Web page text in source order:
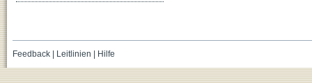
Feedback| Leitlinien | Hilfe